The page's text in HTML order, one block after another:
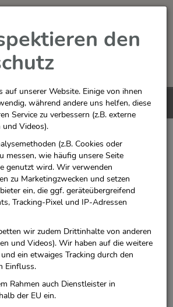
den
auf unserer Website. Einige von ihnen
während andere uns helfen, diese
Service zu verbessern (z.B. externe
und Videos).
(z.B. Cookies oder
messen, wie häufig unsere Seite
genutzt wird. Wir verwenden
zu Marketingzwecken und setzen
ein, die ggf. geräteübergreifend
Tracking-Pixel und IP-Adressen
wir zudem Drittinhalte von anderen
und Videos). Wir haben auf die weitere
ein etwaiges Tracking durch den
Einfluss.
Rahmen auch Dienstleister in
der EU ein.
0
für jedes Alter
fördern die Fantasie und begleiten Kinder
erste Bilderbücher, spannende Geschichten
– die Auswahl ist vielfältig und bietet
Buch. Entdecken Sie unsere
Sie Geschichten zum Vorlesen,
Erleben.